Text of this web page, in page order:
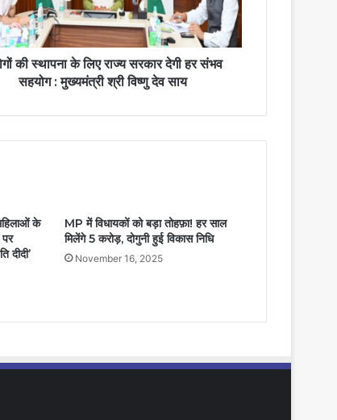
की स्थापना के लिए राज्य सरकार देगी हर संभव
सहयोग : मुख्यमंत्री श्री विष्णु देव साय
के
MP में विधायकों को बड़ा तोहफ़ा! हर साल
मिलेंगे 5 करोड़, दोगुनी हुई विकास निधि
November 16, 2025